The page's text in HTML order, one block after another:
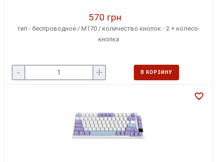
570 грн
тип - беспроводное / M170 / количество кнопок - 2 + колесо-
кнопка
- + В КОРЗИНУ